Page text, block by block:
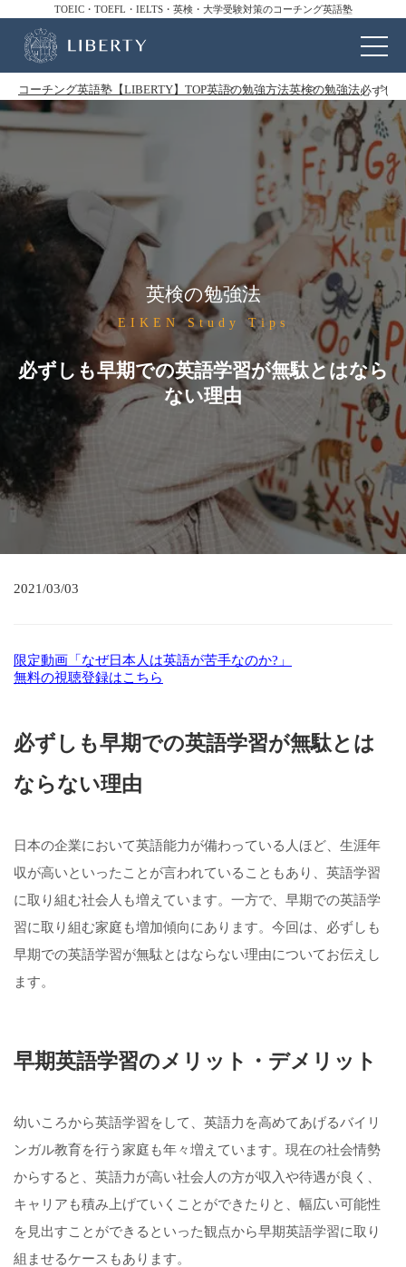
TOEIC・TOEFL・IELTS・英検・大学受験対策のコーチング英語塾
コーチング英語塾【LIBERTY】TOP英語の勉強方法英検の勉強法必ずし
英検の勉強法
EIKEN Study Tips
必ずしも早期での英語学習が無駄とはなら
ない理由
2021/03/03
限定動画「なぜ日本人は英語が苦手なのか?」
無料の視聴登録はこちら
必ずしも早期での英語学習が無駄とは
ならない理由
日本の企業において英語能力が備わっている人ほど、生涯年
収が高いといったことが言われていることもあり、英語学習
に取り組む社会人も増えています。一方で、早期での英語学
習に取り組む家庭も増加傾向にあります。今回は、必ずしも
早期での英語学習が無駄とはならない理由についてお伝えし
ます。
早期英語学習のメリット・デメリット
幼いころから英語学習をして、英語力を高めてあげるバイリ
ンガル教育を行う家庭も年々増えています。現在の社会情勢
からすると、英語力が高い社会人の方が収入や待遇が良く、
キャリアも積み上げていくことができたりと、幅広い可能性
を見出すことができるといった観点から早期英語学習に取り
組ませるケースもあります。